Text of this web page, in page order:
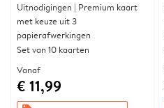
Uitnodigingen | Premium kaart
met keuze uit 3
papierafwerkingen
Set van 10 kaarten
Vanaf
€ 11,99